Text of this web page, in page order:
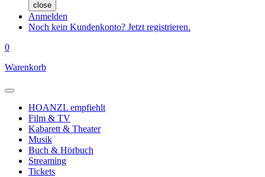
close
Anmelden
Noch kein Kundenkonto? Jetzt registrieren.
0
Warenkorb
HOANZL empfiehlt
Film & TV
Kabarett & Theater
Musik
Buch & Hörbuch
Streaming
Tickets